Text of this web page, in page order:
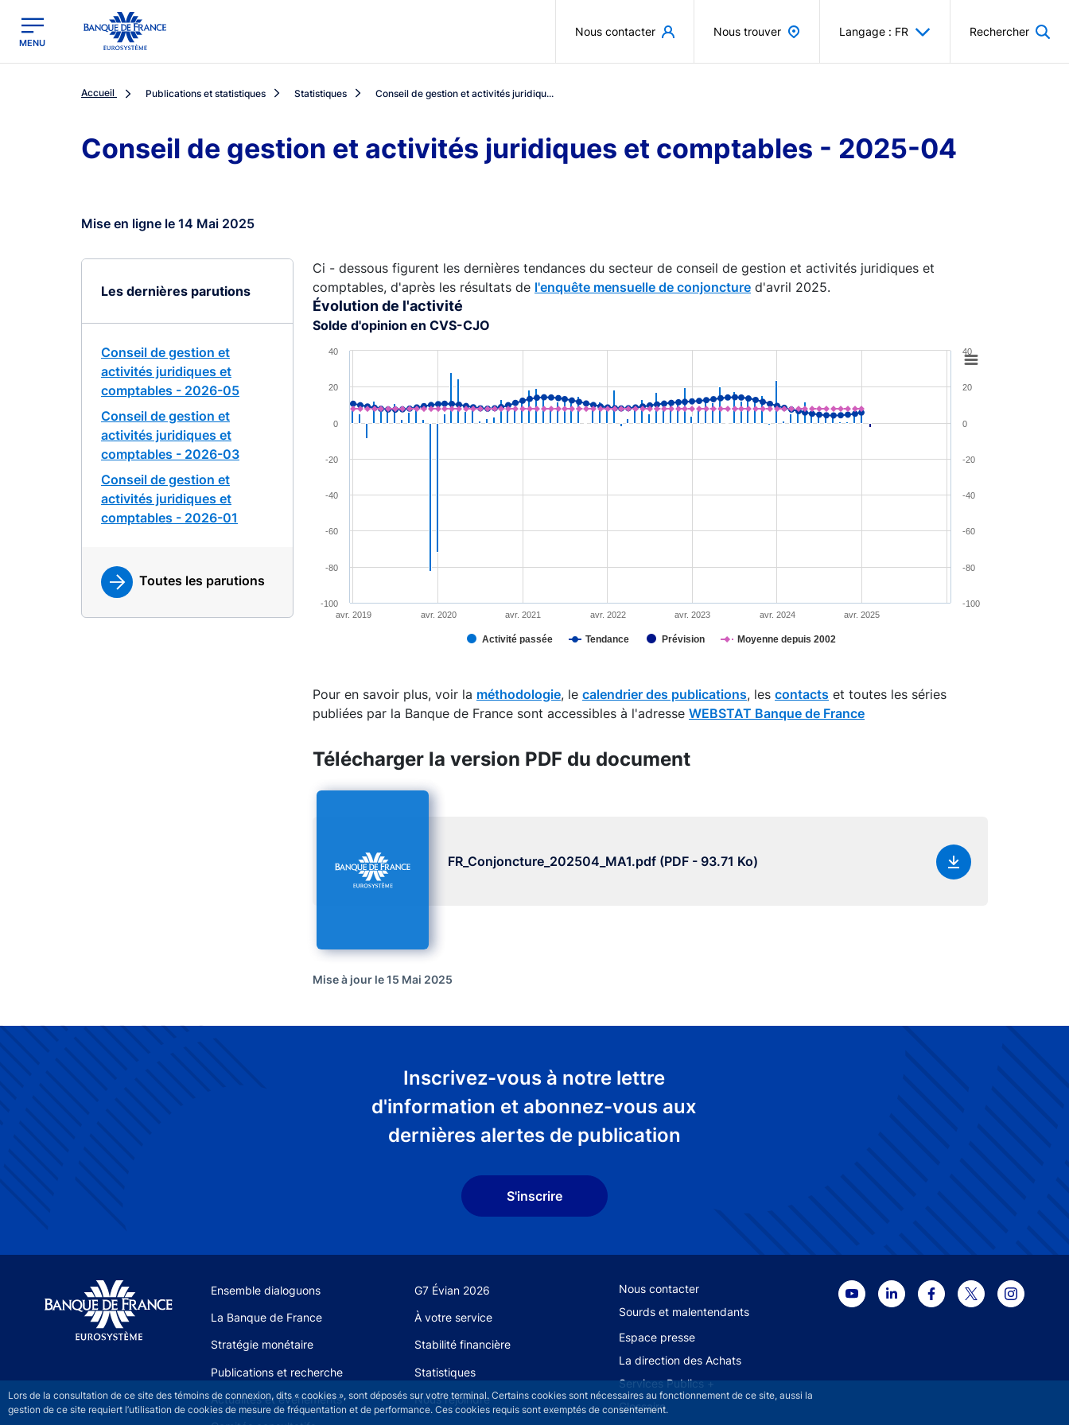
Lors de la consultation de ce site des témoins de connexion, dits « cookies », sont déposés sur votre terminal. Certains cookies sont nécessaires au fonctionnement de ce site, aussi la
gestion de ce site requiert l’utilisation de cookies de mesure de fréquentation et de performance. Ces cookies requis sont exemptés de consentement.
Banque de France - Menu Principal
MENU
Nous contacter Nous trouver Langage : FR Rechercher
Accueil Publications et statistiques Statistiques Conseil de gestion et activités juridiqu...
Conseil de gestion et activités juridiques et comptables - 2025-04
Mise en ligne le 14 Mai 2025
Les dernières parutions
Conseil de gestion et
activités juridiques et
comptables - 2026-05
Conseil de gestion et
activités juridiques et
comptables - 2026-03
Conseil de gestion et
activités juridiques et
comptables - 2026-01
Toutes les parutions
Ci - dessous figurent les dernières tendances du secteur de conseil de gestion et activités juridiques et
comptables, d'après les résultats de l'enquête mensuelle de conjoncture d'avril 2025.
Évolution de l'activité
Solde d'opinion en CVS-CJO
Combination chart with 4 data series.
View as data table, Chart
The chart has 1 X axis displaying XAxis.
The chart has 2 Y axes displaying YAxis and YAxis 2.
Activité passée Tendance Prévision Moyenne depuis 2002
avr. 2019 avr. 2020 avr. 2021 avr. 2022 avr. 2023 avr. 2024 avr. 2025
-100
-80
-60
-40
-20
0
20
40
-100
-80
-60
-40
-20
0
20
40
Pour en savoir plus, voir la méthodologie, le calendrier des publications, les contacts et toutes les séries
publiées par la Banque de France sont accessibles à l'adresse WEBSTAT Banque de France
Télécharger la version PDF du document
FR_Conjoncture_202504_MA1.pdf (PDF - 93.71 Ko)
Mise à jour le 15 Mai 2025
Inscrivez-vous à notre lettre
d'information et abonnez-vous aux
dernières alertes de publication
S'inscrire
Site navigation
Ensemble dialoguons G7 Évian 2026
La Banque de France À votre service
Stratégie monétaire Stabilité financière
Publications et recherche Statistiques
Actualités et événements Nous rejoindre
Footer secondary menu
Nous contacter
Sourds et malentendants
Espace presse
La direction des Achats
Services Publics +
Glossaire